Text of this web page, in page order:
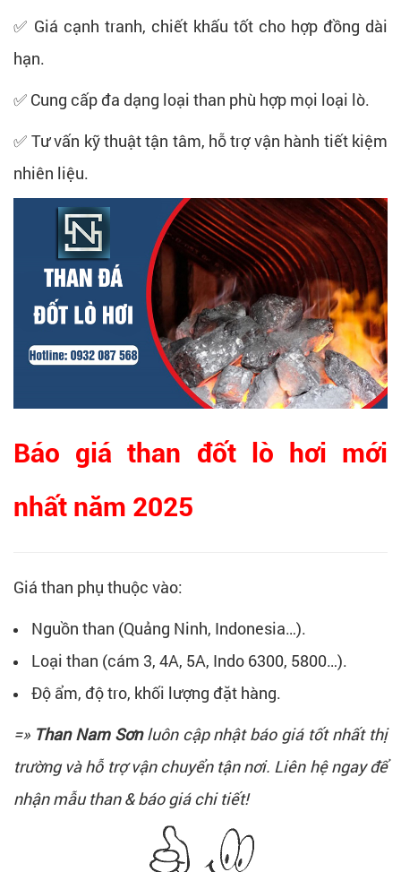
✅ Giá cạnh tranh, chiết khấu tốt cho hợp đồng dài
hạn.
✅ Cung cấp đa dạng loại than phù hợp mọi loại lò.
✅ Tư vấn kỹ thuật tận tâm, hỗ trợ vận hành tiết kiệm
nhiên liệu.
Báo giá than đốt lò hơi mới
nhất năm 2025
Giá than phụ thuộc vào:
Nguồn than (Quảng Ninh, Indonesia…).
Loại than (cám 3, 4A, 5A, Indo 6300, 5800…).
Độ ẩm, độ tro, khối lượng đặt hàng.
=» Than Nam Sơnluôn cập nhật báo giá tốt nhất thị
trường và hỗ trợ vận chuyển tận nơi. Liên hệ ngay để
nhận mẫu than & báo giá chi tiết!